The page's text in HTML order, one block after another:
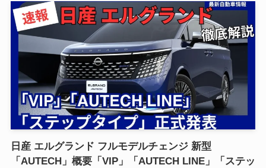
日産 エルグランド フルモデルチェンジ 新型
「AUTECH」概要「VIP」「AUTECH LINE」「ステッ